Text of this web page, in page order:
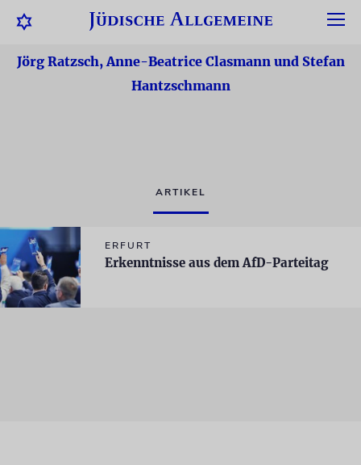
Jörg Ratzsch, Anne-Beatrice Clasmann und Stefan
Hantzschmann
ARTIKEL
ERFURT
Erkenntnisse aus dem AfD-Parteitag